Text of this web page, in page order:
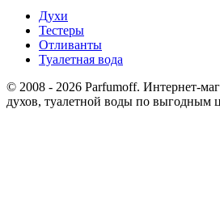
Духи
Тестеры
Отливанты
Туалетная вода
© 2008 - 2026 Parfumoff. Интернет-
духов, туалетной воды по выгодным